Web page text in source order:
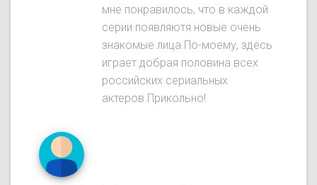
мне понравилось, что в каждой
серии появляютя новые очень
знакомые лица.По-моему, здесь
играет добрая половина всех
российских сериальных
актеров.Прикольно!